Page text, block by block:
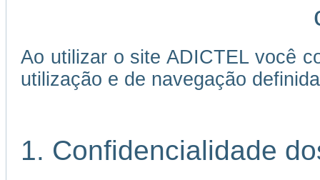
Ao utilizar o site ADICTEL você
utilização e de navegação
1. Confidencialidade